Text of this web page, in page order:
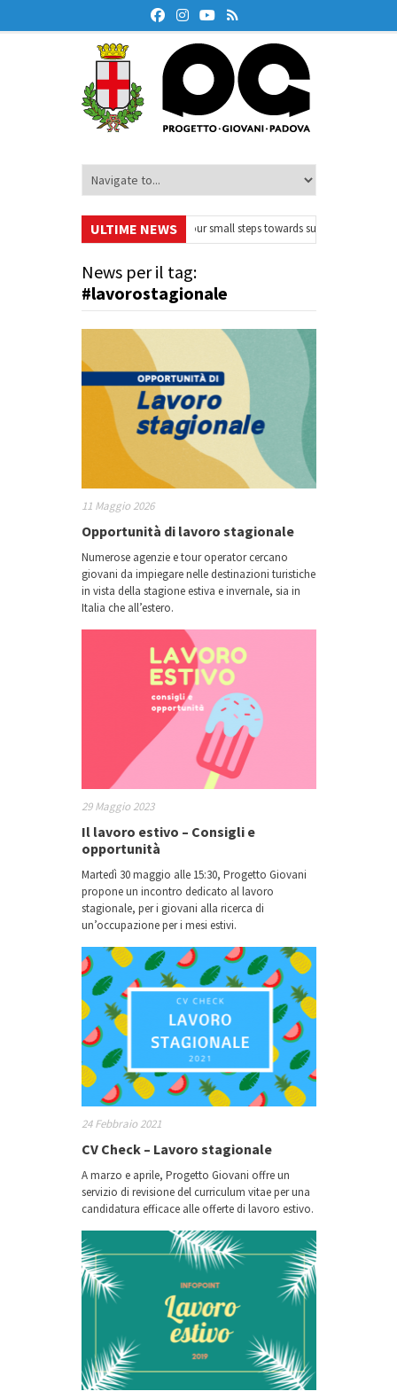
ULTIME NEWS
– Ciclo di webinar •
Your small steps towards sustainability –
• Oxford Debate Lab – Borse di studio 2026/27
News per il tag:
#lavorostagionale
11 Maggio 2026
Opportunità di lavoro stagionale
Numerose agenzie e tour operator cercano
giovani da impiegare nelle destinazioni turistiche
in vista della stagione estiva e invernale, sia in
Italia che all’estero.
29 Maggio 2023
Il lavoro estivo – Consigli e
opportunità
Martedì 30 maggio alle 15:30, Progetto Giovani
propone un incontro dedicato al lavoro
stagionale, per i giovani alla ricerca di
un’occupazione per i mesi estivi.
24 Febbraio 2021
CV Check – Lavoro stagionale
A marzo e aprile, Progetto Giovani offre un
servizio di revisione del curriculum vitae per una
candidatura efficace alle offerte di lavoro estivo.